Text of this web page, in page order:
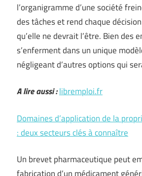
l’organigramme d’une société
des tâches et rend chaque
qu’elle ne devrait l’être. Bien des
s’enferment dans un unique
négligeant d’autres options qui
A lire aussi :libremploi.fr
Domaines d’application de la
: deux secteurs clés à connaître
Un brevet pharmaceutique peut